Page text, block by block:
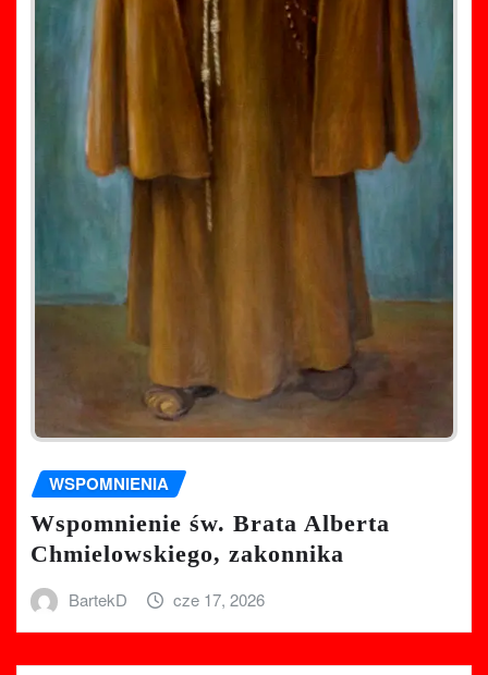
WSPOMNIENIA
Wspomnienie św. Brata Alberta
Chmielowskiego, zakonnika
BartekD cze 17, 2026